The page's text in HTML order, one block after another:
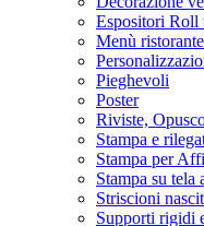
Espositori Roll
Menù ristorante
Pieghevoli
Poster
Riviste,
Stampa e
Stampa per
Stampa su tela
Striscioni
Supporti rigidi